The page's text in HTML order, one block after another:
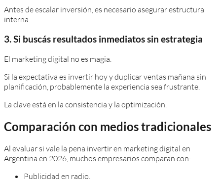
Antes de escalar inversión, es necesario asegurar estructura
interna.
3. Si buscás resultados inmediatos sin estrategia
El marketing digital no es magia.
Si la expectativa es invertir hoy y duplicar ventas mañana sin
planificación, probablemente la experiencia sea frustrante.
La clave está en la consistencia y la optimización.
Comparación con medios tradicionales
Al evaluar si vale la pena invertir en marketing digital en
Argentina en 2026, muchos empresarios comparan con:
Publicidad en radio.